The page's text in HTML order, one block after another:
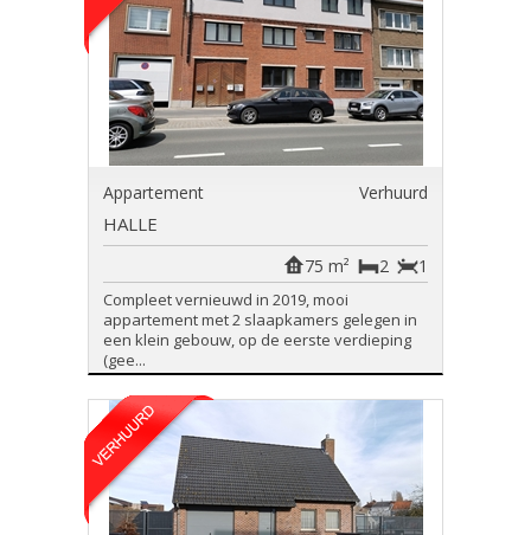
Appartement Verhuurd
HALLE
1
2
75 m²
Compleet vernieuwd in 2019, mooi
appartement met 2 slaapkamers gelegen in
een klein gebouw, op de eerste verdieping
(gee...